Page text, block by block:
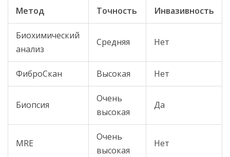
Метод Точность Инвазивность
Биохимический
анализ
Средняя Нет
ФиброСкан Высокая Нет
Биопсия
Очень
высокая
Да
MRE
Очень
высокая
Нет